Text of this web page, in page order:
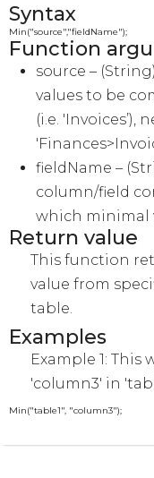
Syntax
Min("source","fieldName");
Function
source –
values to be
(i.e. 'Invoices’),
fieldName –
column/field
which minimal
Return value
This function
value from
table.
Examples
Example 1:
'column3′ in
Min("table1", "column3");